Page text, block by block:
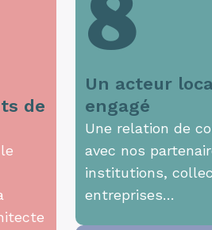
de
8
Un acteur
engagé
Une relation de
avec nos
institutions,
entreprises…